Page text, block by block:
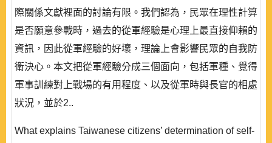
際關係文獻裡面的討論有限。我們認為，民眾在理性計算
是否願意參戰時，過去的從軍經驗是心理上最直接仰賴的
資訊，因此從軍經驗的好壞，理論上會影響民眾的自我防
衛決心。本文把從軍經驗分成三個面向，包括軍種、覺得
軍事訓練對上戰場的有用程度、以及從軍時與長官的相處
狀況，並於2..
What explains Taiwanese citizens’ determination of self-